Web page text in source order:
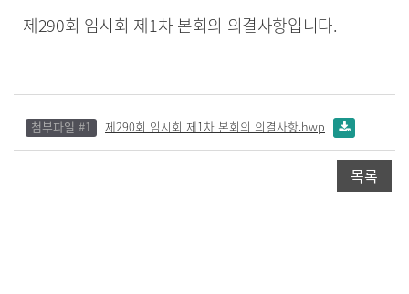
제290회 임시회 제1차 본회의 의결사항입니다.
첨부파일 #1 제290회 임시회 제1차 본회의 의결사항.hwp
목록